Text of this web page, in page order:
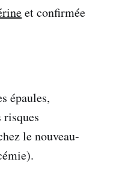
et confirmée
épaules,
risques
le nouveau-